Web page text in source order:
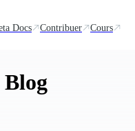
Docs Contribuer Cours
Blog